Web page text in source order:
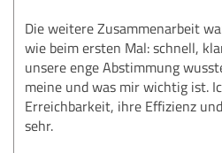
Die weitere Zusammenarbeit
wie beim ersten Mal: schnell,
unsere enge Abstimmung
meine und was mir wichtig ist.
Erreichbarkeit, ihre Effizienz
sehr.